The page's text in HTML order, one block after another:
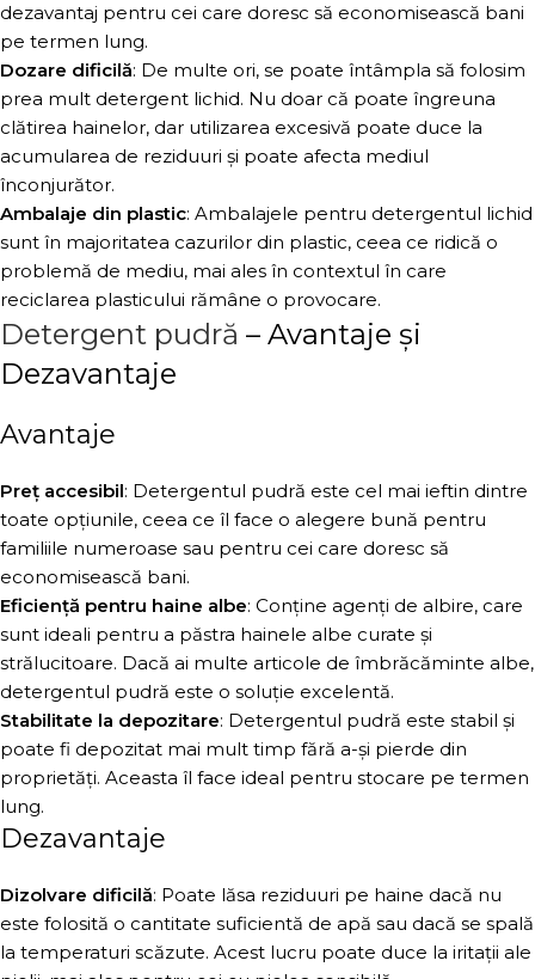
dezavantaj pentru cei care doresc să economisească bani
pe termen lung.
Dozare dificilă: De multe ori, se poate întâmpla să folosim
prea mult detergent lichid. Nu doar că poate îngreuna
clătirea hainelor, dar utilizarea excesivă poate duce la
acumularea de reziduuri și poate afecta mediul
înconjurător.
Ambalaje din plastic: Ambalajele pentru detergentul lichid
sunt în majoritatea cazurilor din plastic, ceea ce ridică o
problemă de mediu, mai ales în contextul în care
reciclarea plasticului rămâne o provocare.
Detergent pudră – Avantaje și
Dezavantaje
Avantaje
Preț accesibil: Detergentul pudră este cel mai ieftin dintre
toate opțiunile, ceea ce îl face o alegere bună pentru
familiile numeroase sau pentru cei care doresc să
economisească bani.
Eficiență pentru haine albe: Conține agenți de albire, care
sunt ideali pentru a păstra hainele albe curate și
strălucitoare. Dacă ai multe articole de îmbrăcăminte albe,
detergentul pudră este o soluție excelentă.
Stabilitate la depozitare: Detergentul pudră este stabil și
poate fi depozitat mai mult timp fără a-și pierde din
proprietăți. Aceasta îl face ideal pentru stocare pe termen
lung.
Dezavantaje
Dizolvare dificilă: Poate lăsa reziduuri pe haine dacă nu
este folosită o cantitate suficientă de apă sau dacă se spală
la temperaturi scăzute. Acest lucru poate duce la iritații ale